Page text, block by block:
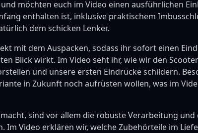
möchten euch im Video einen ausführlichen
enthalten ist, inklusive praktischem
dem schicken Lenker.
mit dem Auspacken, sodass ihr sofort einen
Blick wirkt. Im Video seht ihr, wie wir den
und unsere ersten Eindrücke schildern.
in Zukunft noch aufrüsten wollen, was im
sind vor allem die robuste Verarbeitung
Im Video erklären wir, welche Zubehörteile im